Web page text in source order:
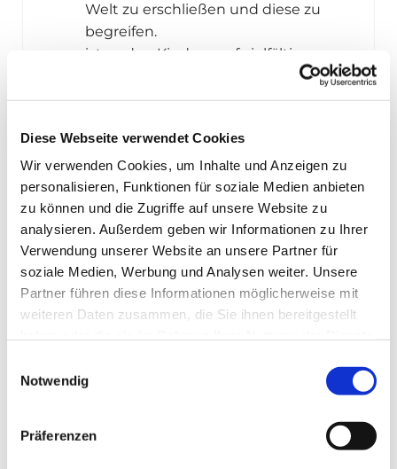
Diese Webseite verwendet Cookies
Wir verwenden Cookies, um Inhalte und Anzeigen zu
personalisieren, Funktionen für soziale Medien anbieten
zu können und die Zugriffe auf unsere Website zu
analysieren. Außerdem geben wir Informationen zu Ihrer
Verwendung unserer Website an unsere Partner für
soziale Medien, Werbung und Analysen weiter. Unsere
Partner führen diese Informationen möglicherweise mit
weiteren Daten zusammen, die Sie ihnen bereitgestellt
Notwendig
Präferenzen
Welt zu erschließen und diese zu
begreifen.
ist es den Kindern auf vielfältige
(Selbst-) Wahrnehmungs- und
weiterzuentwickeln.
Eltern
Pastoraler Raum